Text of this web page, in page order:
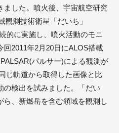
ました。噴火後、宇宙航空研究
観測技術衛星「だいち」
的に実施し、噴火活動のモニ
回2011年2月20日にALOS搭載
パルサー)による観測が
じ軌道から取得した画像と比
の検出を試みました。「だい
ら、新燃岳を含む領域を観測し